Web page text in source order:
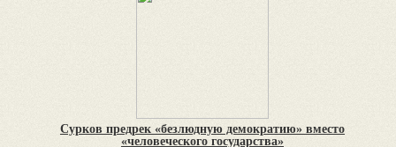
Сурков предрек «безлюдную демократию» вместо
«человеческого государства»